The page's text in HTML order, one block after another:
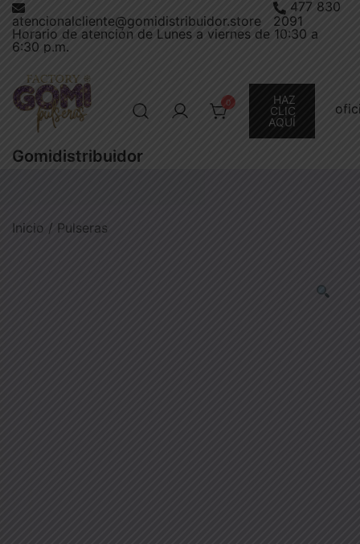
Saltar
contenido
atencionalcliente@gomidistribuidor.store
477 830
2091
Horario de atención de Lunes a viernes de 10:30 a
6:30 p.m.
Gomidistribuidor
0
HAZ
CLIC
AQUÍ
Inicio / Pulseras